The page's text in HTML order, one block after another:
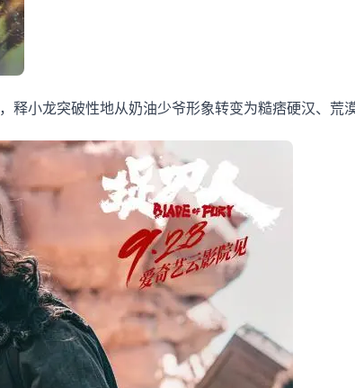
小龙突破性地从奶油少爷形象转变为糙痞硬汉、荒